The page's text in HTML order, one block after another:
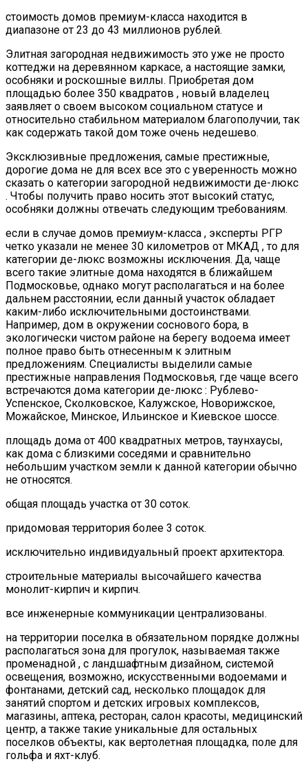
стоимость домов премиум-класса находится в
диапазоне от 23 до 43 миллионов рублей.
Элитная загородная недвижимость это уже не просто
коттеджи на деревянном каркасе, а настоящие замки,
особняки и роскошные виллы. Приобретая дом
площадью более 350 квадратов , новый владелец
заявляет о своем высоком социальном статусе и
относительно стабильном материалом благополучии, так
как содержать такой дом тоже очень недешево.
Эксклюзивные предложения, самые престижные,
дорогие дома не для всех все это с уверенность можно
сказать о категории загородной недвижимости де-люкс
. Чтобы получить право носить этот высокий статус,
особняки должны отвечать следующим требованиям.
если в случае домов премиум-класса , эксперты РГР
четко указали не менее 30 километров от МКАД , то для
категории де-люкс возможны исключения. Да, чаще
всего такие элитные дома находятся в ближайшем
Подмосковье, однако могут располагаться и на более
дальнем расстоянии, если данный участок обладает
каким-либо исключительными достоинствами.
Например, дом в окружении соснового бора, в
экологически чистом районе на берегу водоема имеет
полное право быть отнесенным к элитным
предложениям. Специалисты выделили самые
престижные направления Подмосковья, где чаще всего
встречаются дома категории де-люкс : Рублево-
Успенское, Сколковское, Калужское, Новорижское,
Можайское, Минское, Ильинское и Киевское шоссе.
площадь дома от 400 квадратных метров, таунхаусы,
как дома с близкими соседями и сравнительно
небольшим участком земли к данной категории обычно
не относятся.
общая площадь участка от 30 соток.
придомовая территория более 3 соток.
исключительно индивидуальный проект архитектора.
строительные материалы высочайшего качества
монолит-кирпич и кирпич.
все инженерные коммуникации централизованы.
на территории поселка в обязательном порядке должны
располагаться зона для прогулок, называемая также
променадной , с ландшафтным дизайном, системой
освещения, возможно, искусственными водоемами и
фонтанами, детский сад, несколько площадок для
занятий спортом и детских игровых комплексов,
магазины, аптека, ресторан, салон красоты, медицинский
центр, а также такие уникальные для остальных
поселков объекты, как вертолетная площадка, поле для
гольфа и яхт-клуб.